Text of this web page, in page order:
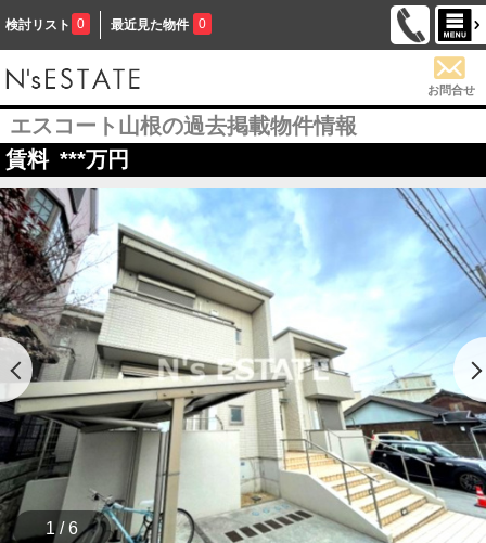
検討リスト 0 最近見た物件 0
お問合せ
エスコート山根の過去掲載物件情報
賃料 ***万円
1 / 6